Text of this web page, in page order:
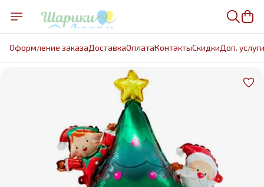
Оформление заказаДоставкаОплатаКонтактыCкидкиДоп. услуги